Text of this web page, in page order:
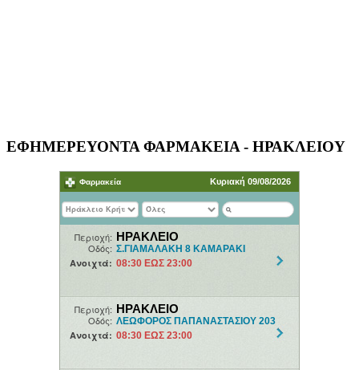
ΕΦΗΜΕΡΕΥΟΝΤΑ ΦΑΡΜΑΚΕΙΑ - ΗΡΑΚΛΕΙΟΥ